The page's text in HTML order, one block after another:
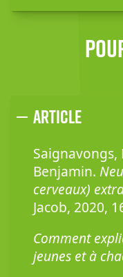
Article
Saignavongs,
Benjamin.
cerveaux)
Jacob, 2020,
Comment
jeunes et à